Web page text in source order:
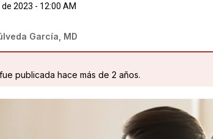
2023 - 12:00 AM
García, MD
publicada hace más de 2 años.